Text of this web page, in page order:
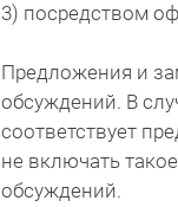
3) посредством
Предложения и
обсуждений. В
соответствует
не включать
обсуждений.